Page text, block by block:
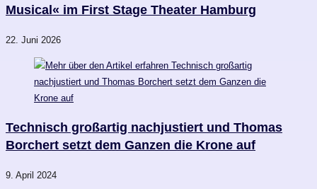
Musical« im First Stage Theater Hamburg
22. Juni 2026
Technisch großartig nachjustiert und Thomas
Borchert setzt dem Ganzen die Krone auf
9. April 2024